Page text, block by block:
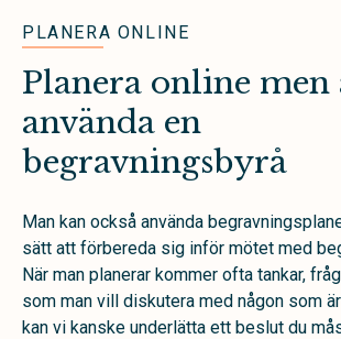
PLANERA ONLINE
Planera online men
använda en
begravningsbyrå
Man kan också använda
sätt att förbereda sig inför mötet med
När man planerar kommer ofta tankar,
som man vill diskutera med någon som
kan vi kanske underlätta ett beslut du